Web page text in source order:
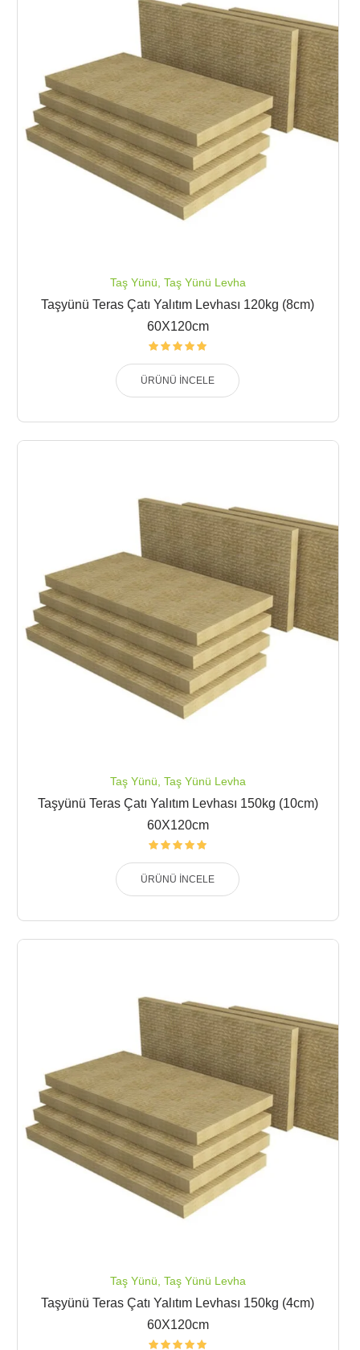
Taş Yünü Taş Yünü Levha
Taşyünü Teras Çatı Yalıtım Levhası 120kg (8cm)
60X120cm
ÜRÜNÜ İNCELE
Taş Yünü, Taş Yünü Levha
Taşyünü Teras Çatı Yalıtım Levhası 150kg (10cm)
60X120cm
ÜRÜNÜ İNCELE
Taş Yünü Taş Yünü Levha
Taşyünü Teras Çatı Yalıtım Levhası 150kg (4cm)
60X120cm